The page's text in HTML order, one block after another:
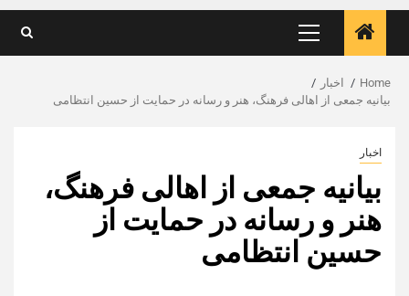
Primary
Menu
Home
اخبار
بیانیه جمعی از اهالی فرهنگ، هنر و رسانه در حمایت از حسین انتظامی
اخبار
بیانیه جمعی از اهالی فرهنگ،
هنر و رسانه در حمایت از
حسین انتظامی